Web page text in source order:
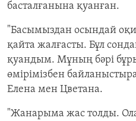
басталғанына қуанған.
"Басымыздан осындай
қайта жалғасты. Бұл
қуандым. Мұның бәрі
өмірімізбен
Елена мен Цветана.
"Жанарыма жас толды.